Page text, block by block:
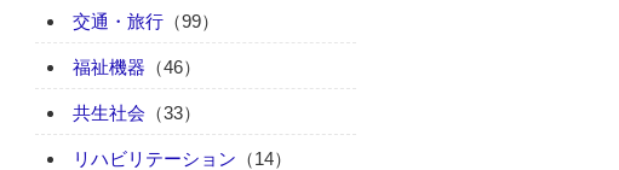
交通・旅行 （99）
福祉機器 （46）
共生社会 （33）
リハビリテーション （14）